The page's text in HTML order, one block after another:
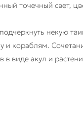
точечный свет,
некую
и кораблям.
в виде акул и